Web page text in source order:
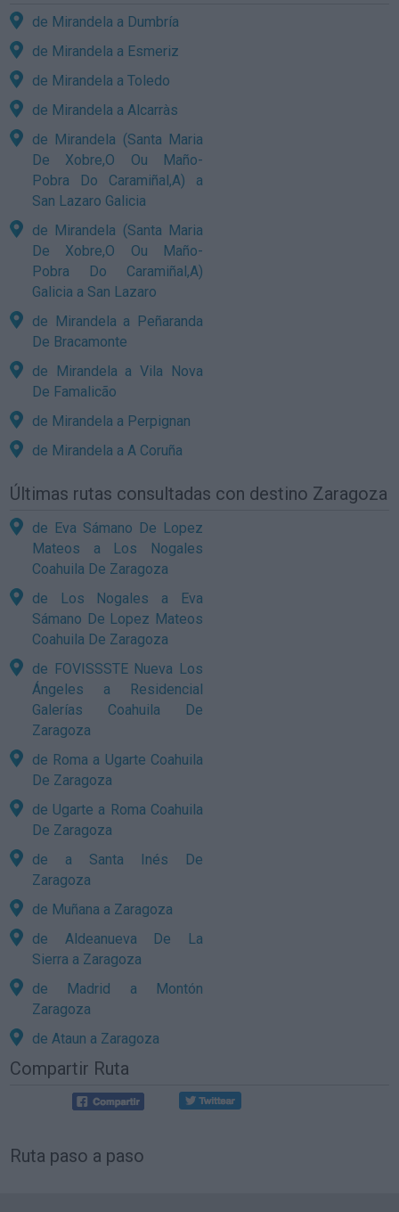
de Mirandela a Dumbría
de Mirandela a Esmeriz
de Mirandela a Toledo
de Mirandela a Alcarràs
de Mirandela (Santa Maria
De Xobre,O Ou Maño-
Pobra Do Caramiñal,A) a
San Lazaro Galicia
de Mirandela (Santa Maria
De Xobre,O Ou Maño-
Pobra Do Caramiñal,A)
Galicia a San Lazaro
de Mirandela a Peñaranda
De Bracamonte
de Mirandela a Vila Nova
De Famalicão
de Mirandela a Perpignan
de Mirandela a A Coruña
Últimas rutas consultadas con destino Zaragoza
de Eva Sámano De Lopez
Mateos a Los Nogales
Coahuila De Zaragoza
de Los Nogales a Eva
Sámano De Lopez Mateos
Coahuila De Zaragoza
de FOVISSSTE Nueva Los
Ángeles a Residencial
Galerías Coahuila De
Zaragoza
de Roma a Ugarte Coahuila
De Zaragoza
de Ugarte a Roma Coahuila
De Zaragoza
de a Santa Inés De
Zaragoza
de Muñana a Zaragoza
de Aldeanueva De La
Sierra a Zaragoza
de Madrid a Montón
Zaragoza
de Ataun a Zaragoza
Compartir Ruta
Ruta paso a paso